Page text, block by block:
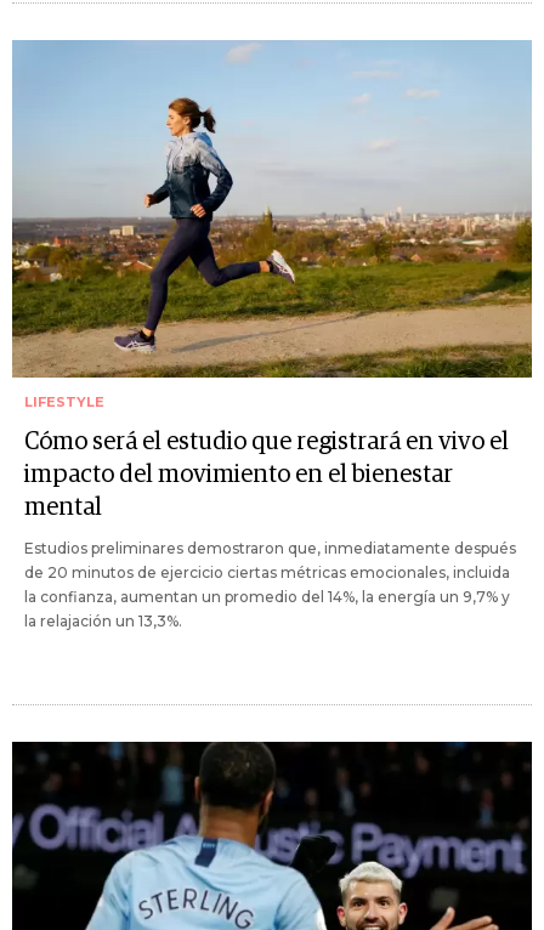
LIFESTYLE
Cómo será el estudio que registrará en vivo el
impacto del movimiento en el bienestar
mental
Estudios preliminares demostraron que, inmediatamente después
de 20 minutos de ejercicio ciertas métricas emocionales, incluida
la confianza, aumentan un promedio del 14%, la energía un 9,7% y
la relajación un 13,3%.